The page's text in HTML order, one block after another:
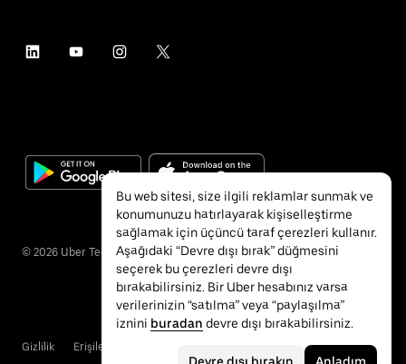
© 2026 Uber Technologies Inc.
Gizlilik Erişilebilirlik
Bu web sitesi, size ilgili reklamlar sunmak ve
konumunuzu hatırlayarak kişiselleştirme
sağlamak için üçüncü taraf çerezleri kullanır.
Aşağıdaki “Devre dışı bırak” düğmesini
seçerek bu çerezleri devre dışı
bırakabilirsiniz. Bir Uber hesabınız varsa
verilerinizin “satılma” veya “paylaşılma”
iznini buradan devre dışı bırakabilirsiniz.